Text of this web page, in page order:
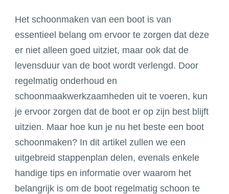
Het schoonmaken van een boot is van
essentieel belang om ervoor te zorgen dat deze
er niet alleen goed uitziet, maar ook dat de
levensduur van de boot wordt verlengd. Door
regelmatig onderhoud en
schoonmaakwerkzaamheden uit te voeren, kun
je ervoor zorgen dat de boot er op zijn best blijft
uitzien. Maar hoe kun je nu het beste een boot
schoonmaken? In dit artikel zullen we een
uitgebreid stappenplan delen, evenals enkele
handige tips en informatie over waarom het
belangrijk is om de boot regelmatig schoon te